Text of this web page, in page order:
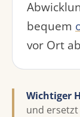
bequem
vor Ort
Wichtiger
und